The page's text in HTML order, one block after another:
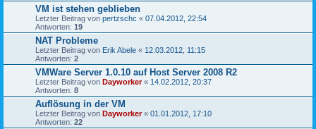
VM ist stehen geblieben
Letzter Beitrag von pertzschc « 07.04.2012, 22:54
Antworten: 19
NAT Probleme
Letzter Beitrag von Erik Abele « 12.03.2012, 11:15
Antworten: 2
VMWare Server 1.0.10 auf Host Server 2008 R2
Letzter Beitrag von Dayworker« 14.02.2012, 20:37
Antworten: 8
Auflösung in der VM
Letzter Beitrag von Dayworker« 01.01.2012, 17:10
Antworten: 22